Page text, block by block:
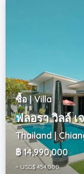
ซื้อ | Villa
ฟลอรา วิลล์ เ
Thailand |
฿ 14,990,000
~ USD$ 454,000